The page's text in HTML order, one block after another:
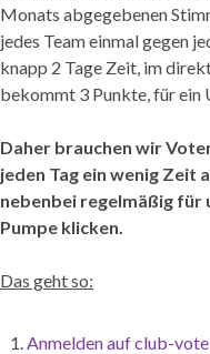
Monats abgegebenen
jedes Team einmal gegen
knapp 2 Tage Zeit, im
bekommt 3 Punkte, für ein
Daher brauchen wir
jeden Tag ein wenig Zeit
nebenbei regelmäßig für
Pumpe klicken.
Das geht so:
Anmelden auf club-vote